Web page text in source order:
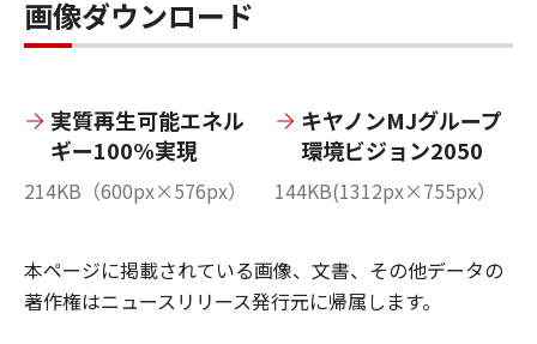
画像ダウンロード
実質再生可能エネル
ギー100%実現
214KB（600px×576px）
キヤノンMJグループ
環境ビジョン2050
144KB(1312px×755px）
本ページに掲載されている画像、文書、その他データの
著作権はニュースリリース発行元に帰属します。